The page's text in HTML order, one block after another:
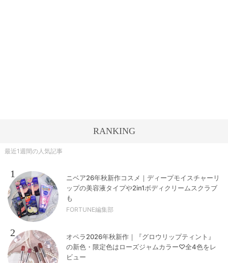
RANKING
最近1週間の人気記事
1
ニベア26年秋新作コスメ｜ディープモイスチャーリ
ップの美容液タイプや2in1ボディクリームスクラブ
も
FORTUNE編集部
2
オペラ2026年秋新作｜『グロウリップティント』
の新色・限定色はローズジャムカラー♡全4色をレ
ビュー